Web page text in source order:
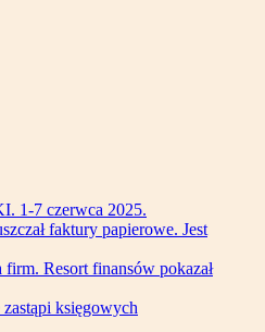
1-7 czerwca 2025.
faktury papierowe. Jest
Resort finansów pokazał
księgowych